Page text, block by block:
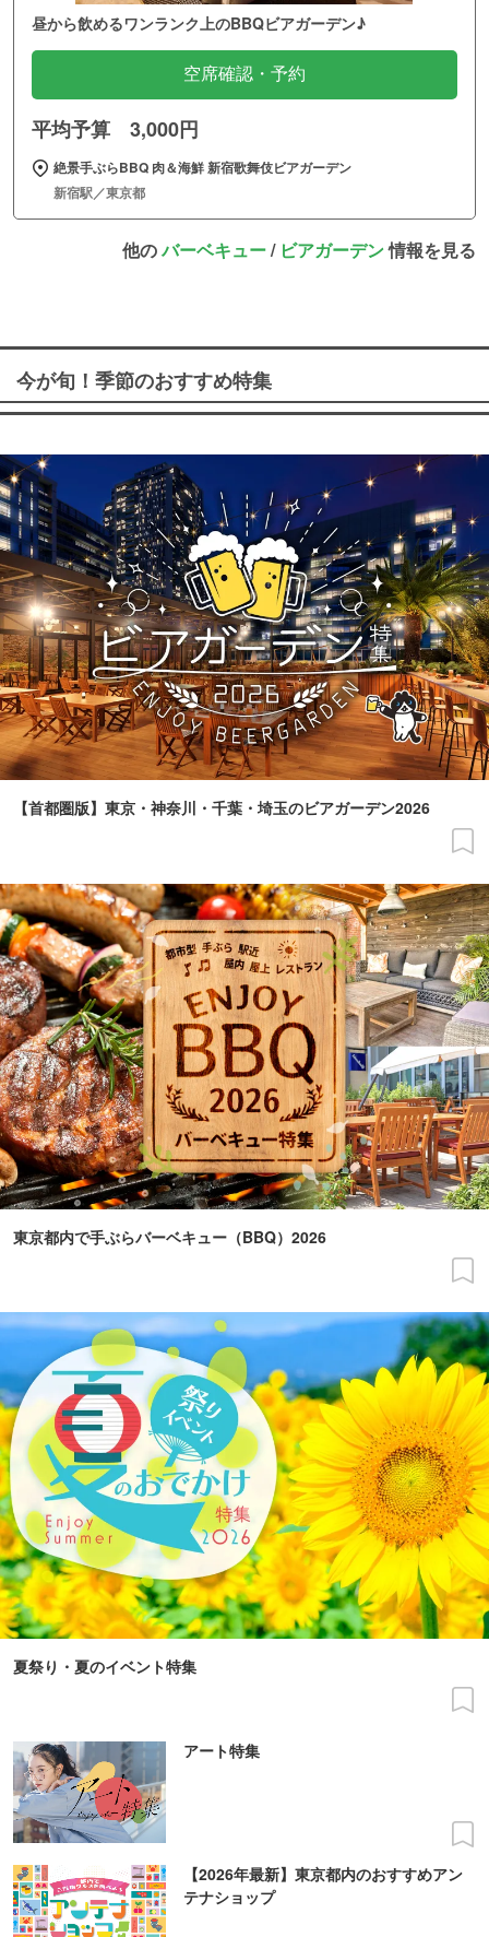
昼から飲めるワンランク上のBBQビアガーデン♪
空席確認・予約
平均予算 3,000円
絶景手ぶらBBQ 肉＆海鮮 新宿歌舞伎ビアガーデン
新宿駅／東京都
他のバーベキュー/ ビアガーデン情報を見る
今が旬！季節のおすすめ特集
【首都圏版】東京・神奈川・千葉・埼玉のビアガーデン2026
東京都内で手ぶらバーベキュー（BBQ）2026
夏祭り・夏のイベント特集
アート特集
【2026年最新】東京都内のおすすめアン
テナショップ